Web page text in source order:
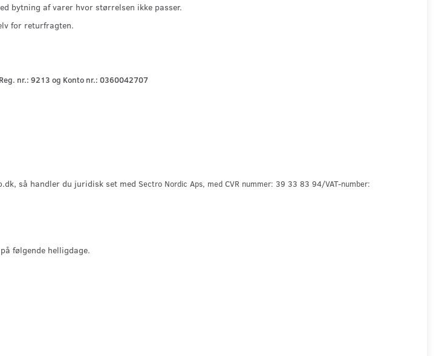
bytning af varer hvor størrelsen ikke passer.
for returfragten.
nr.: 9213 og Konto nr.: 0360042707
så handler du juridisk set med Sectro Nordic Aps, med CVR nummer: 39 33 83 94/VAT-number:
følgende helligdage.